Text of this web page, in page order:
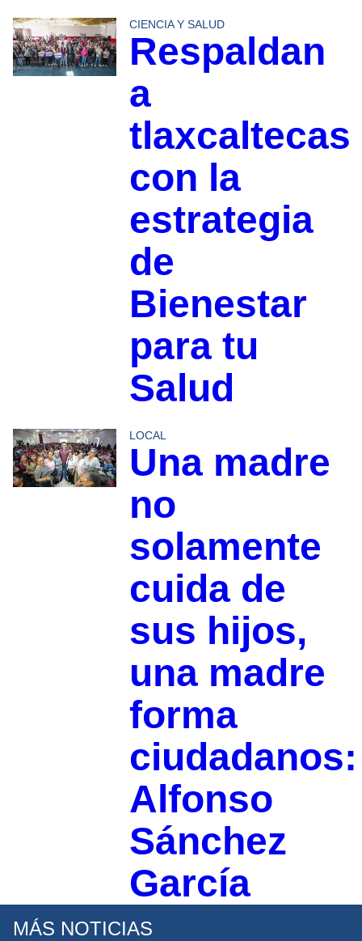
CIENCIA Y SALUD
Respaldan
a
tlaxcaltecas
con la
estrategia
de
Bienestar
para tu
Salud
LOCAL
Una madre
no
solamente
cuida de
sus hijos,
una madre
forma
ciudadanos:
Alfonso
Sánchez
García
MÁS NOTICIAS